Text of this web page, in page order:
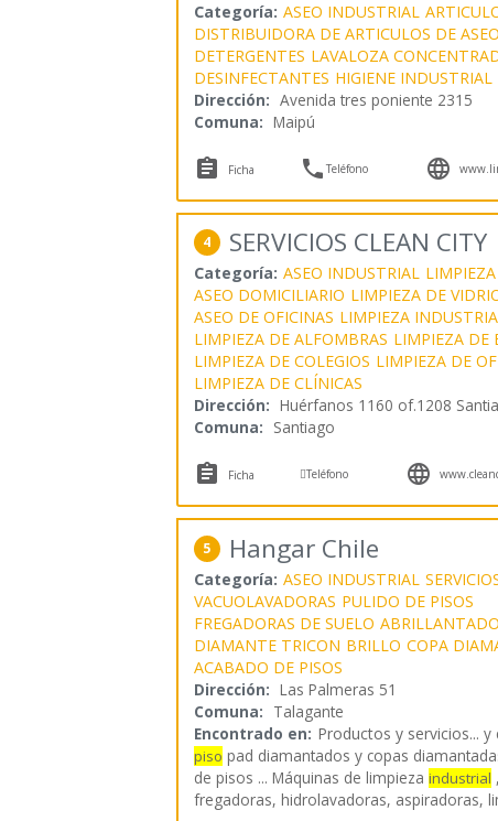
Categoría: ASEO INDUSTRIAL
DISTRIBUIDORA DE ARTICULOS DE ASEO
DETERGENTES LAVALOZA
DESINFECTANTES HIGIENE INDUSTRIAL
Dirección: Avenida tres poniente 2315
Comuna: Maipú
 Ficha Teléfono 
4 SERVICIOS CLEAN CITY
Categoría: ASEO INDUSTRIAL
ASEO DOMICILIARIO LIMPIEZA DE
ASEO DE OFICINAS LIMPIEZA
LIMPIEZA DE ALFOMBRAS LIMPIEZA DE
LIMPIEZA DE COLEGIOS LIMPIEZA DE
LIMPIEZA DE CLÍNICAS
Dirección: Huérfanos 1160 of.1208
Comuna: Santiago
 Ficha Teléfono 
5 Hangar Chile
Categoría: ASEO INDUSTRIAL
VACUOLAVADORAS PULIDO DE PISOS
FREGADORAS DE SUELO
DIAMANTE TRICON BRILLO COPA
ACABADO DE PISOS
Dirección: Las Palmeras 51
Comuna: Talagante
Encontrado en: Productos y servicios... y
piso pad diamantados y copas
de pisos ... Máquinas de limpieza industrial
fregadoras, hidrolavadoras, aspiradoras,